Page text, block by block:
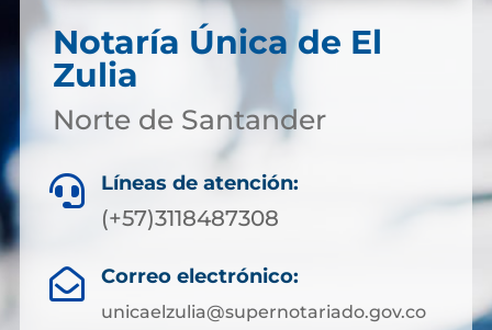
Notaría Única de El
Zulia
Norte de Santander
 Líneas de atención:
(+57)3118487308
 Correo electrónico:
unicaelzulia@supernotariado.gov.co